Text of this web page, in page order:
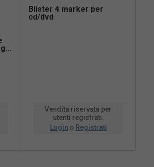
Blister 4 marker per
cd/dvd
Vendita riservata per
utenti registrati.
Login o Registrati